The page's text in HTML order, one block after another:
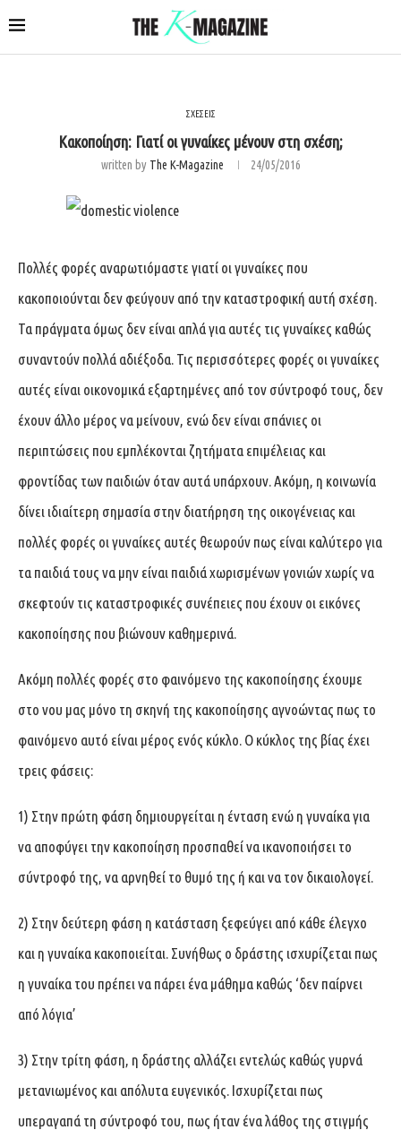
ΣΧΕΣΕΙΣ
Κακοποίηση: Γιατί οι γυναίκες μένουν στη σχέση;
written by The K-Magazine 24/05/2016
Πολλές φορές αναρωτιόμαστε γιατί οι γυναίκες που
κακοποιούνται δεν φεύγουν από την καταστροφική αυτή σχέση.
Τα πράγματα όμως δεν είναι απλά για αυτές τις γυναίκες καθώς
συναντούν πολλά αδιέξοδα. Τις περισσότερες φορές οι γυναίκες
αυτές είναι οικονομικά εξαρτημένες από τον σύντροφό τους, δεν
έχουν άλλο μέρος να μείνουν, ενώ δεν είναι σπάνιες οι
περιπτώσεις που εμπλέκονται ζητήματα επιμέλειας και
φροντίδας των παιδιών όταν αυτά υπάρχουν. Ακόμη, η κοινωνία
δίνει ιδιαίτερη σημασία στην διατήρηση της οικογένειας και
πολλές φορές οι γυναίκες αυτές θεωρούν πως είναι καλύτερο για
τα παιδιά τους να μην είναι παιδιά χωρισμένων γονιών χωρίς να
σκεφτούν τις καταστροφικές συνέπειες που έχουν οι εικόνες
κακοποίησης που βιώνουν καθημερινά.
Ακόμη πολλές φορές στο φαινόμενο της κακοποίησης έχουμε
στο νου μας μόνο τη σκηνή της κακοποίησης αγνοώντας πως το
φαινόμενο αυτό είναι μέρος ενός κύκλο. Ο κύκλος της βίας έχει
τρεις φάσεις:
1) Στην πρώτη φάση δημιουργείται η ένταση ενώ η γυναίκα για
να αποφύγει την κακοποίηση προσπαθεί να ικανοποιήσει το
σύντροφό της, να αρνηθεί το θυμό της ή και να τον δικαιολογεί.
2) Στην δεύτερη φάση η κατάσταση ξεφεύγει από κάθε έλεγχο
και η γυναίκα κακοποιείται. Συνήθως ο δράστης ισχυρίζεται πως
η γυναίκα του πρέπει να πάρει ένα μάθημα καθώς ‘δεν παίρνει
από λόγια’
3) Στην τρίτη φάση, η δράστης αλλάζει εντελώς καθώς γυρνά
μετανιωμένος και απόλυτα ευγενικός. Ισχυρίζεται πως
υπεραγαπά τη σύντροφό του, πως ήταν ένα λάθος της στιγμής